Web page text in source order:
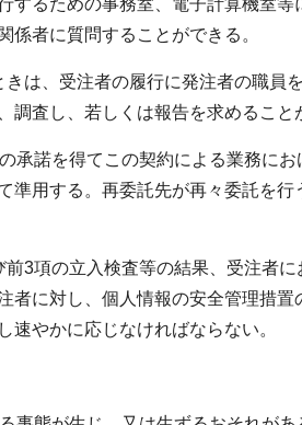
するための事務室、電子計算機室等
係者に質問することができる。
は、受注者の履行に発注者の職員
調査し、若しくは報告を求めること
諾を得てこの契約による業務にお
準用する。再委託先が再々委託を行
3項の立入検査等の結果、受注者に
者に対し、個人情報の安全管理措置
速やかに応じなければならない。